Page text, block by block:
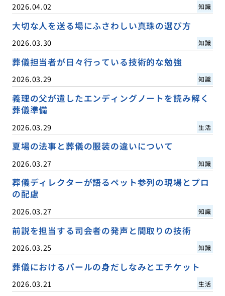
2026.04.02 知識
大切な人を送る場にふさわしい真珠の選び方
2026.03.30 知識
葬儀担当者が日々行っている技術的な勉強
2026.03.29 知識
義理の父が遺したエンディングノートを読み解く
葬儀準備
2026.03.29 生活
夏場の法事と葬儀の服装の違いについて
2026.03.27 知識
葬儀ディレクターが語るペット参列の現場とプロ
の配慮
2026.03.27 知識
前説を担当する司会者の発声と間取りの技術
2026.03.25 知識
葬儀におけるパールの身だしなみとエチケット
2026.03.21 生活